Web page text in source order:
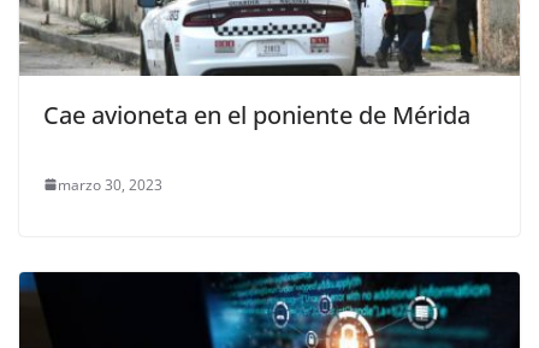
Cae avioneta en el poniente de Mérida
marzo 30, 2023